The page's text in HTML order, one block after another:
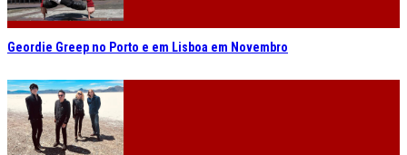
Geordie Greep no Porto e em Lisboa em Novembro